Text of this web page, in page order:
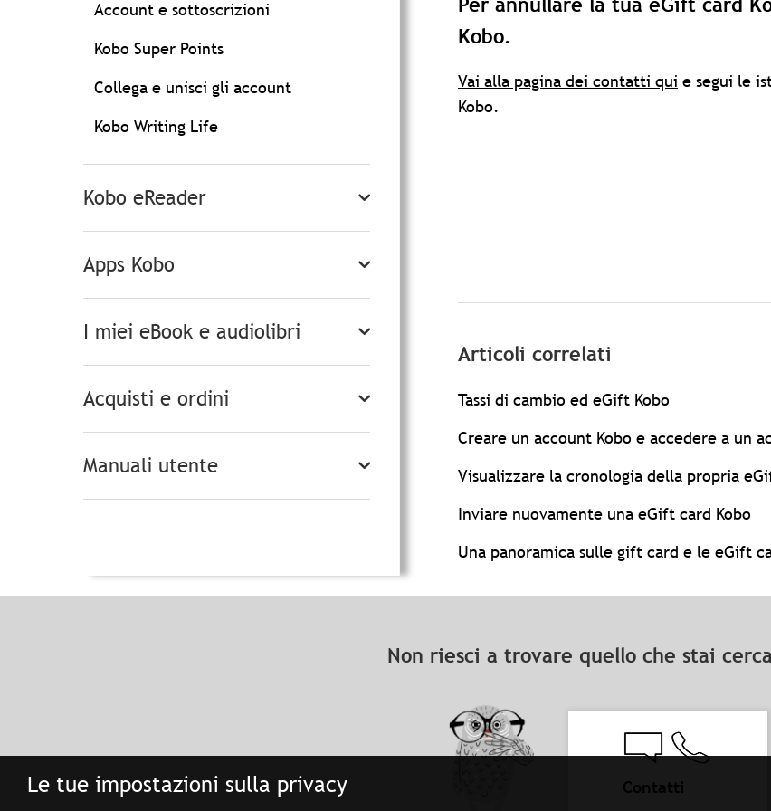
Le tue impostazioni sulla privacy
Account e sottoscrizioni
Kobo Super Points
Collega e unisci gli account
Kobo Writing Life
Kobo eReader
Apps Kobo
I miei eBook e audiolibri
Acquisti e ordini
Manuali utente
Per annullare la tua eGift card
Kobo.
Vai alla pagina dei contatti qui e segui le
Kobo.
Articoli correlati
Tassi di cambio ed eGift Kobo
Creare un account Kobo e accedere a un
Visualizzare la cronologia della propria
Inviare nuovamente una eGift card Kobo
Una panoramica sulle gift card e le eGift
Non riesci a trovare quello che stai
Contatti